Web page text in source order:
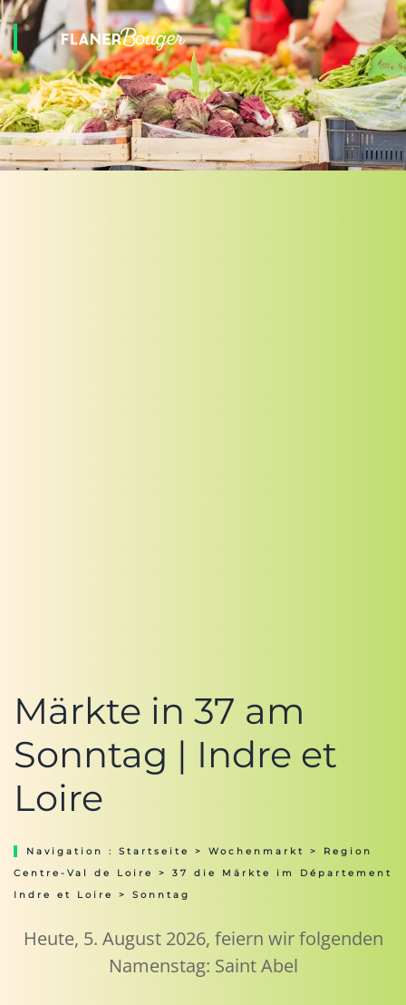
Märkte in 37 am
Sonntag | Indre et
Loire
Navigation : Startseite > Wochenmarkt > Region
Centre-Val de Loire
> 37 die Märkte im Département
Indre et Loire
> Sonntag
Heute, 5. August 2026, feiern wir folgenden
Namenstag: Saint Abel